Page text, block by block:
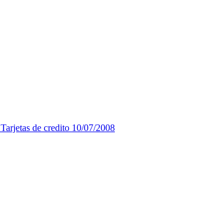
Tarjetas de credito 10/07/2008